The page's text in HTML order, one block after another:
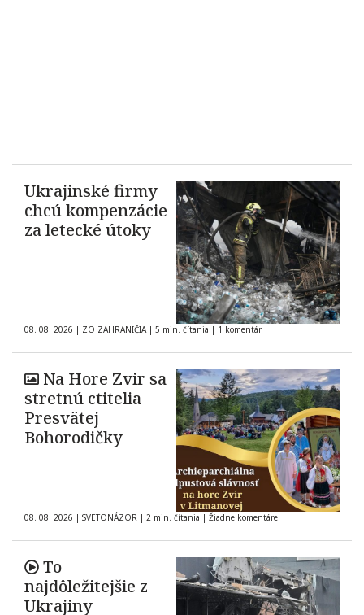
Ukrajinské firmy
chcú kompenzácie
za letecké útoky
08. 08. 2026 | ZO ZAHRANIČIA | 5 min. čítania | 1 komentár
Na Hore Zvir sa
stretnú ctitelia
Presvätej
Bohorodičky
08. 08. 2026 | SVETONÁZOR | 2 min. čítania | Žiadne komentáre
To
najdôležitejšie z
Ukrajiny